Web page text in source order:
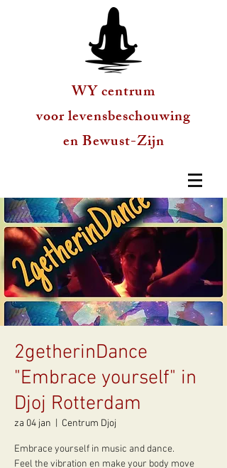
WY centrum
voor levensbeschouwing
en Bewust-Zijn
2getherinDance
"Embrace yourself" in
Djoj Rotterdam
za 04 jan Centrum Djoj
Embrace yourself in music and dance.
Feel the vibration en make your body move